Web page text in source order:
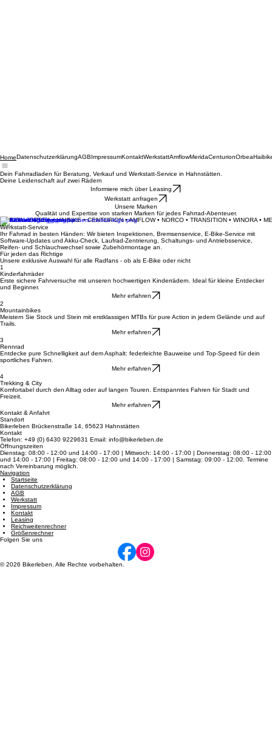
HomeDatenschutzerklärungAGB ImpressumKontaktWerkstattAmflowMeridaCenturion
Dein Fahrradladen für Beratung, Verkauf und Werkstatt-Service in Hahnstätten.
Informiere mich über Leasing
Werkstatt anfragen
Qualität und Expertise von starken Marken für jedes Fahrrad-Abenteuer.
MERIDA • ORBEA • HAIBIKE • CENTURION • AMFLOW • NORCO • TRANSITION • WINORA •
Werkstatt-Service
Ihr Fahrrad in besten Händen: Wir bieten Inspektionen, Bremsenservice, E-Bike-Service mit
Software-Updates und Akku-Check, Laufrad-Zentrierung, Schaltungs- und Antriebsservice,
Reifen- und Schlauchwechsel sowie Zubehörmontage an.
Für jeden das Richtige
Unsere exklusive Auswahl für alle Radfans - ob als E-Bike oder nicht
1
Erste sichere Fahrversuche mit unseren hochwertigen Kinderrädern. Ideal für kleine Entdecker
und Beginner.
Mehr erfahren
2
Meistern Sie Stock und Stein mit erstklassigen MTBs für pure Action in jedem Gelände und auf
Trails.
Mehr erfahren
3
Entdecke pure Schnelligkeit auf dem Asphalt: federleichte Bauweise und Top-Speed für dein
sportliches Fahren.
Mehr erfahren
4
Komfortabel durch den Alltag oder auf langen Touren. Entspanntes Fahren für Stadt und
Freizeit.
Mehr erfahren
Kontakt & Anfahrt
Standort
Bikerleben Brückenstraße 14, 65623 Hahnstätten
Kontakt
Telefon: +49 (0) 6430 9229631 Email: info@bikerleben.de
Öffnungszeiten
Dienstag: 08:00 - 12:00 und 14:00 - 17:00 | Mittwoch: 14:00 - 17:00 | Donnerstag: 08:00 - 12:00
und 14:00 - 17:00 | Freitag: 08:00 - 12:00 und 14:00 - 17:00 | Samstag: 09:00 - 12:00. Termine
nach Vereinbarung möglich.
Navigation
Startseite
Datenschutzerklärung
AGB
Werkstatt
Impressum
Kontakt
Leasing